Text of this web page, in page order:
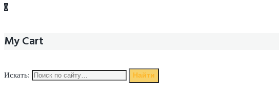
0
My Cart
Искать: Найти